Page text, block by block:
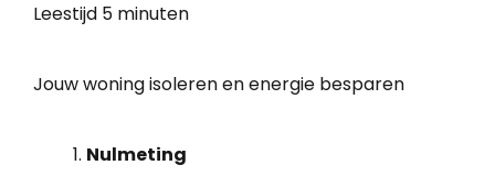
Leestijd 5 minuten
Jouw woning isoleren en energie besparen
Nulmeting